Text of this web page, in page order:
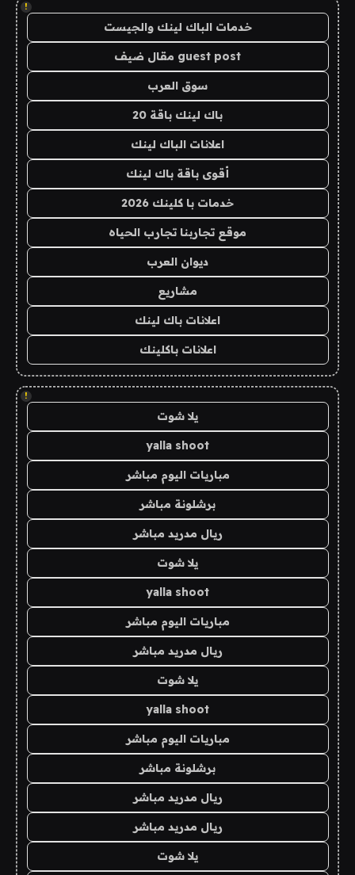
!
خدمات الباك لينك والجيست
guest post مقال ضيف
سوق العرب
باك لينك باقة 20
اعلانات الباك لينك
أقوى باقة باك لينك
خدمات با كلينك 2026
موقع تجاربنا تجارب الحياه
ديوان العرب
مشاريع
اعلانات باك لينك
اعلانات باكلينك
!
يلا شوت
yalla shoot
مباريات اليوم مباشر
برشلونة مباشر
ريال مدريد مباشر
يلا شوت
yalla shoot
مباريات اليوم مباشر
ريال مدريد مباشر
يلا شوت
yalla shoot
مباريات اليوم مباشر
برشلونة مباشر
ريال مدريد مباشر
ريال مدريد مباشر
يلا شوت